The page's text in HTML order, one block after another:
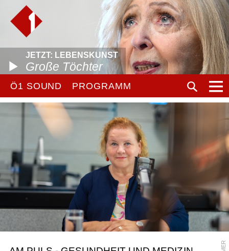
JETZT: LEBENSKUNST
Große Töchter
Ö1 SOUND PROGRAMM